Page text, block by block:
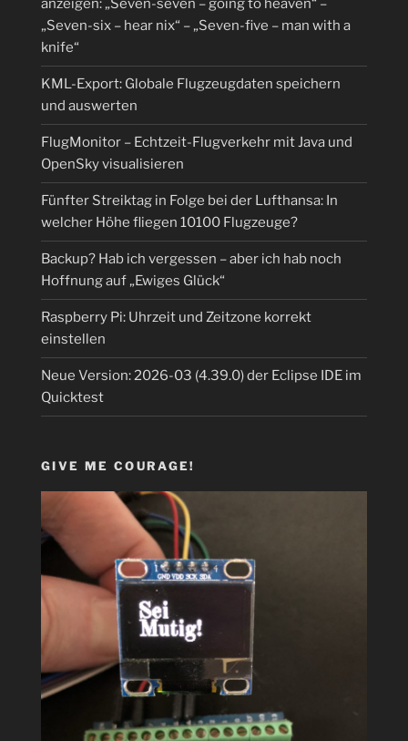
anzeigen: „Seven-seven – going to heaven“ –
„Seven-six – hear nix“ – „Seven-five – man with a
knife“
KML-Export: Globale Flugzeugdaten speichern
und auswerten
FlugMonitor – Echtzeit-Flugverkehr mit Java und
OpenSky visualisieren
Fünfter Streiktag in Folge bei der Lufthansa: In
welcher Höhe fliegen 10100 Flugzeuge?
Backup? Hab ich vergessen – aber ich hab noch
Hoffnung auf „Ewiges Glück“
Raspberry Pi: Uhrzeit und Zeitzone korrekt
einstellen
Neue Version: 2026-03 (4.39.0) der Eclipse IDE im
Quicktest
GIVE ME COURAGE!